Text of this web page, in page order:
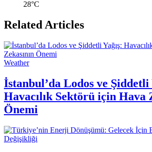
28°C
Related Articles
Weather
İstanbul’da Lodos ve Şiddetli
Havacılık Sektörü için Hava
Önemi
Değişikliği